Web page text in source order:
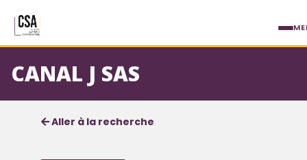
CANAL J SAS
Fiche société
Informations détaillées
Aller à la recherche